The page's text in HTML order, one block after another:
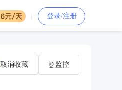
登录/注册
取消收藏 监控